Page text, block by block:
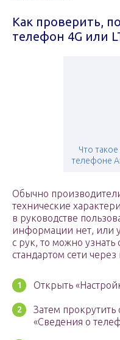
Как проверить,
телефон 4G или
Что
телефоне
Обычно
технические
в руководстве
информации нет, или
с рук, то можно узнать
стандартом сети
Открыть
Затем прокрутить
«Сведения о